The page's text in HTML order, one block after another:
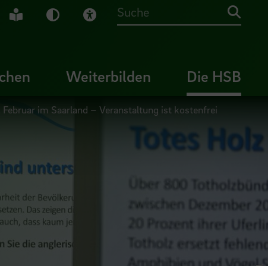
Gebärdensprache
Leichte Sprache
Dunkel-Modus
Visuelle Hilfe
Suche
Weiterbilden Die HSB
im Saarland – Veranstaltung ist kostenfrei